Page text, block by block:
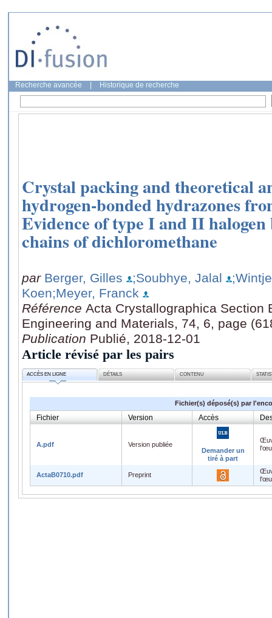
Recherche avancée Historique de recherche
Crystal packing and theoretical
hydrogen-bonded hydrazones
Evidence of type I and II halogen
chains of dichloromethane
par Berger, Gilles ;Soubhye, Jalal
Koen;Meyer, Franck
Référence Acta Crystallographica Section
Engineering and Materials, 74, 6, page
Publication Publié, 2018-12-01
Article révisé par les pairs
ACCÈS EN LIGNE DÉTAILS CONTENU
Fichier(s) déposé(s) par
Fichier Version Accès
A.pdf
Version publiée
Demander un
tiré à part
ActaB0710.pdf Preprint